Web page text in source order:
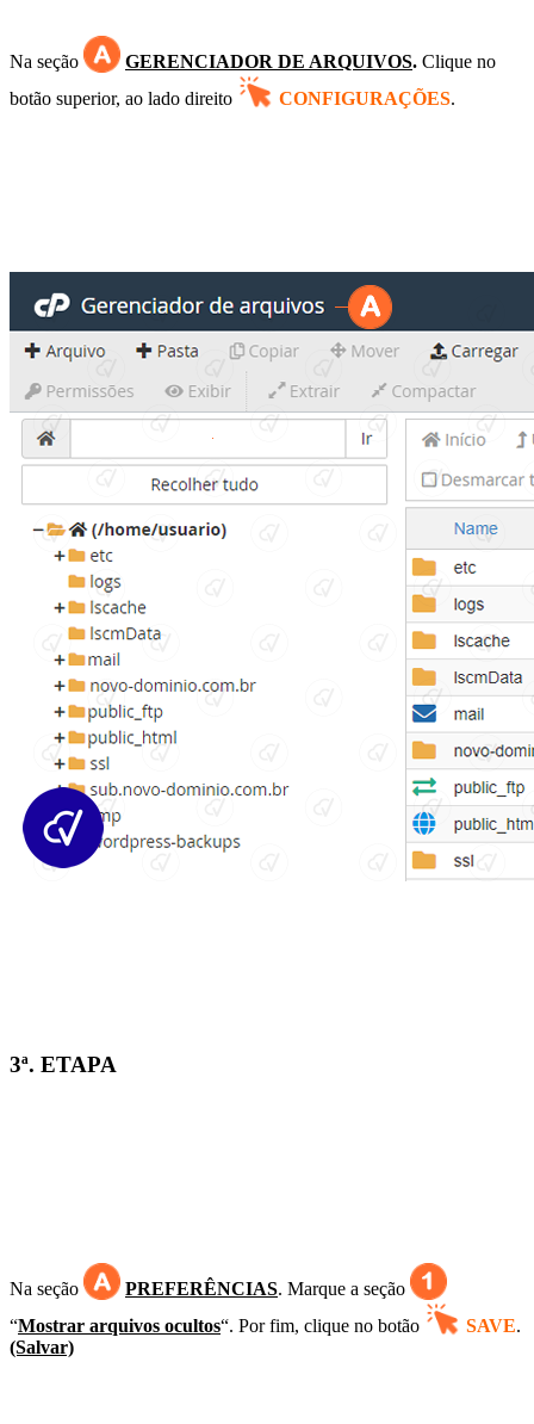
Na seção GERENCIADOR DE ARQUIVOS. Clique no
botão superior, ao lado direito
CONFIGURAÇÕES.
3ª. ETAPA
Na seção PREFERÊNCIAS. Marque a seção
“Mostrar arquivos ocultos“. Por fim, clique no botão SAVE.
(Salvar)